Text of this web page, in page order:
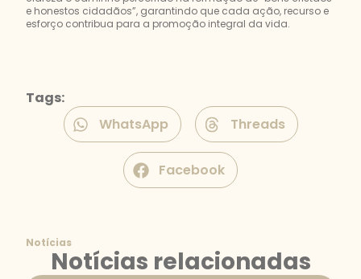
e honestos cidadãos”, garantindo que cada ação, recurso e
esforço contribua para a promoção integral da vida.
Tags:
WhatsApp
Threads
Facebook
Notícias
Notícias relacionadas